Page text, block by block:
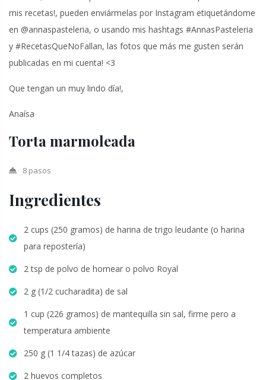
mis recetas!, pueden enviármelas por Instagram etiquetándome
en @annaspasteleria, o usando mis hashtags #AnnasPasteleria
y #RecetasQueNoFallan, las fotos que más me gusten serán
publicadas en mi cuenta! <3
Que tengan un muy lindo día!,
Anaísa
Torta marmoleada
8 pasos
Ingredientes
2 cups (250 gramos) de harina de trigo leudante (o harina
para repostería)
2 tsp de polvo de hornear o polvo Royal
2 g (1/2 cucharadita) de sal
1 cup (226 gramos) de mantequilla sin sal, firme pero a
temperatura ambiente
250 g (1 1/4 tazas) de azúcar
2 huevos completos